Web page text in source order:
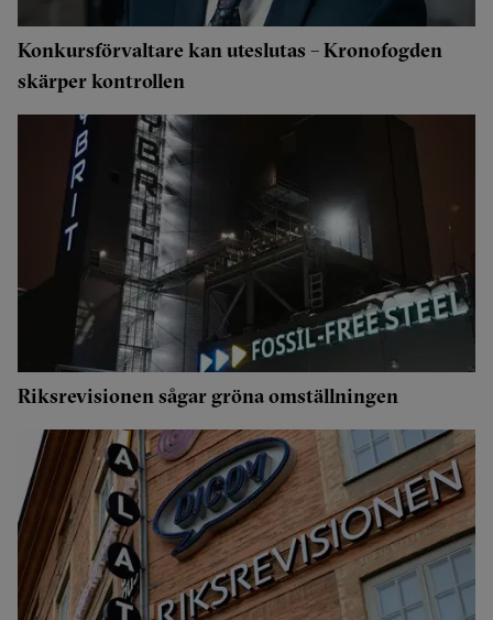
Konkursförvaltare kan uteslutas – Kronofogden
skärper kontrollen
Riksrevisionen sågar gröna omställningen